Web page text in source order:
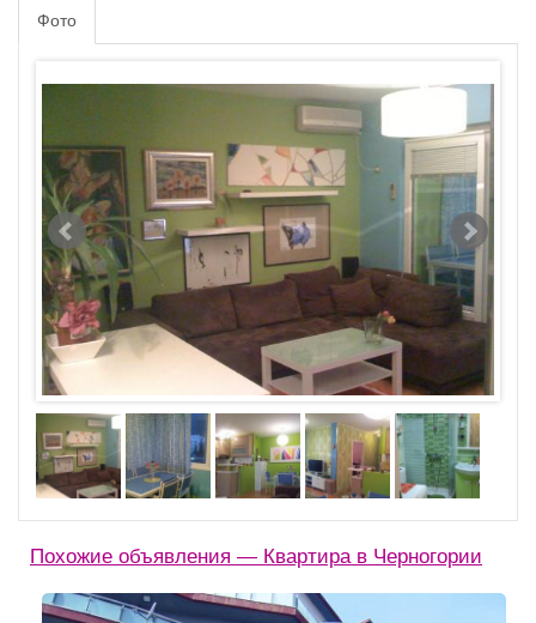
Фото
Похожие объявления — Квартира в Черногории